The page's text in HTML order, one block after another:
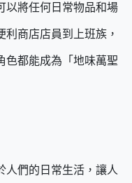
以將任何日常物品和場
商店店員到上班族，
色都能成為「地味萬聖
人們的日常生活，讓人